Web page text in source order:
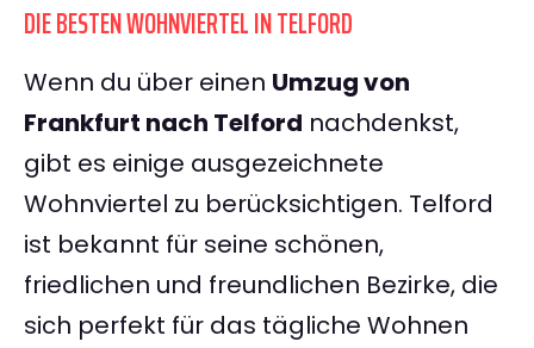
DIE BESTEN WOHNVIERTEL IN TELFORD
Wenn du über einen Umzug von
Frankfurt nach Telford nachdenkst,
gibt es einige ausgezeichnete
Wohnviertel zu berücksichtigen. Telford
ist bekannt für seine schönen,
friedlichen und freundlichen Bezirke, die
sich perfekt für das tägliche Wohnen